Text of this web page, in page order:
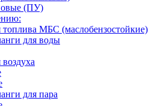
(ПУ)
МБС (маслобензостойкие)
для воды
для пара